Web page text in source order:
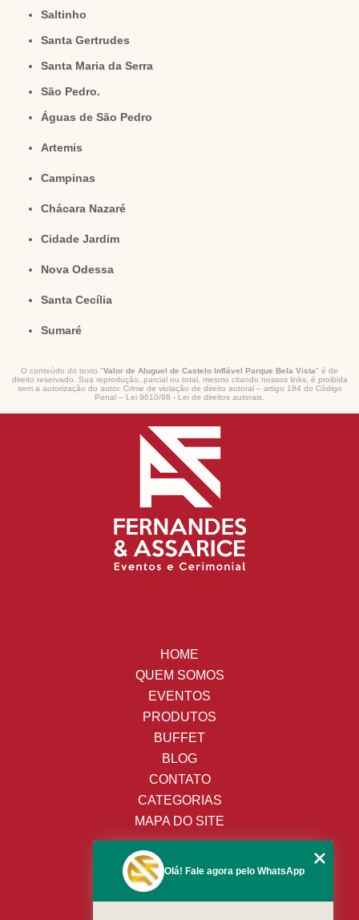
Saltinho
Santa Gertrudes
Santa Maria da Serra
São Pedro.
Águas de São Pedro
Artemis
Campinas
Chácara Nazaré
Cidade Jardim
Nova Odessa
Santa Cecília
Sumaré
O conteúdo do texto "Valor de Aluguel de Castelo Inflável Parque Bela Vista" é de
direito reservado. Sua reprodução, parcial ou total, mesmo citando nossos links, é proibida
sem a autorização do autor. Crime de violação de direito autoral – artigo 184 do Código
Penal – Lei 9610/98 - Lei de direitos autorais
HOME
QUEM SOMOS
EVENTOS
PRODUTOS
BUFFET
BLOG
CONTATO
CATEGORIAS
MAPA DO SITE
(19) 3428-8443
(19) 99652-9009
(19) 99138-9153
Olá! Fale agora pelo WhatsApp